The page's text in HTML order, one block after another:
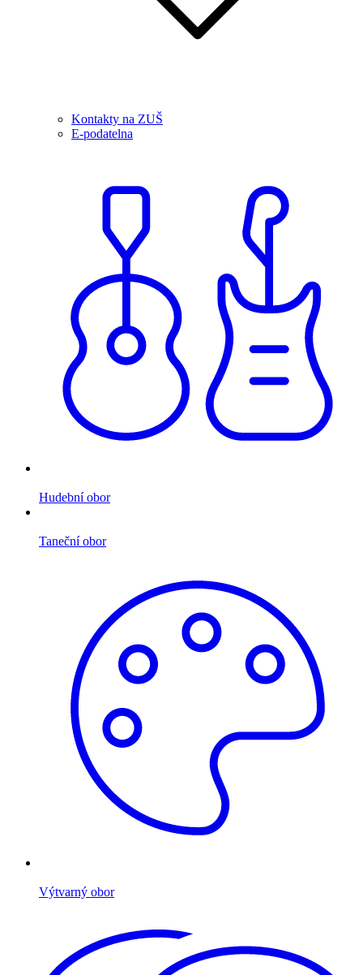
Kontakty na ZUŠ
E-podatelna
Hudební obor
Taneční obor
Výtvarný obor